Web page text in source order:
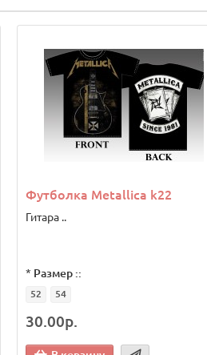
Футболка Metallica k22
Гитара ..
* Размер ::
52 54
30.00р.